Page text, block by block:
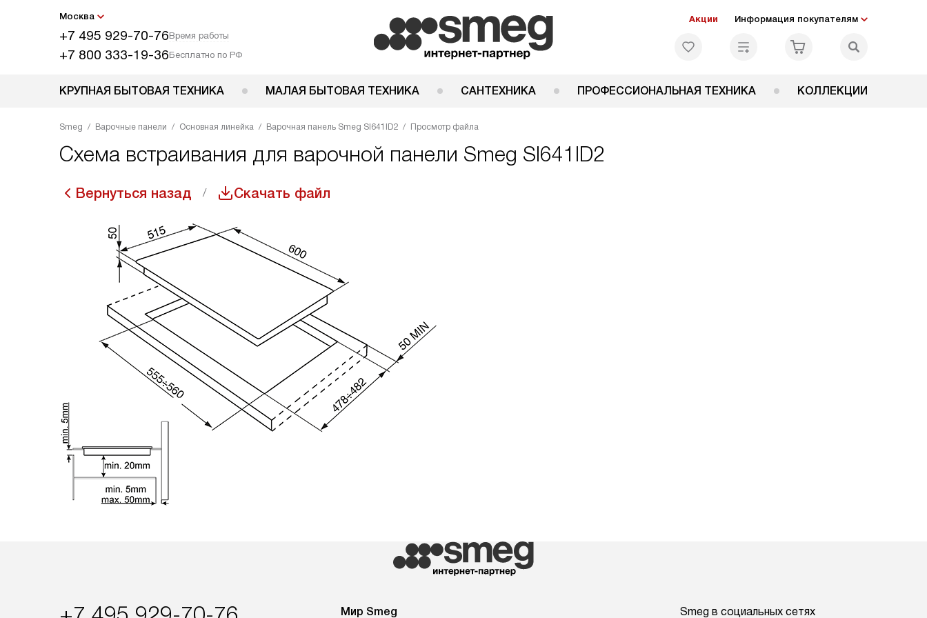
Москва
+7 495 929-70-76Время работы
+7 800 333-19-36Бесплатно по РФ
Акции Информация покупателям
КРУПНАЯ БЫТОВАЯ ТЕХНИКА МАЛАЯ БЫТОВАЯ ТЕХНИКА САНТЕХНИКА ПРОФЕССИОНАЛЬНАЯ ТЕХНИКА КОЛЛЕКЦИИ
Smeg Варочные панели Основная линейка Варочная панель Smeg SI641ID2 Просмотр файла
Схема встраивания для варочной панели Smeg SI641ID2
Вернуться назад Скачать файл
Мир Smeg Smeg в социальных сетях